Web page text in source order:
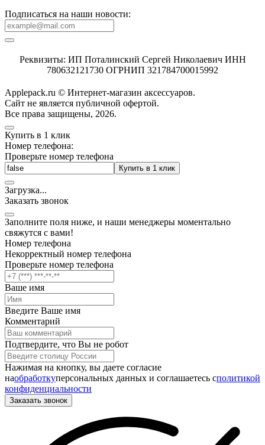
Подписаться на наши новости:
Реквизиты: ИП Поталинский Сергей Николаевич ИНН
780632121730 ОГРНИП 321784700015992
Applepack.ru © Интернет-магазин аксессуаров.
Cайт не является публичной офертой.
Все права защищены, 2026.
Купить в 1 клик
Номер телефона:
Проверьте номер телефона
Купить в 1 клик
Загрузка...
Заказать звонок
Заполните поля ниже, и наши менеджеры моментально
свяжутся с вами!
Номер телефона
Некорректный номер телефона
Проверьте номер телефона
Ваше имя
Введите Ваше имя
Комментарий
Подтвердите, что Вы не робот
Нажимая на кнопку, вы даете согласие
наобработкуперсональных данных и соглашаетесь cполитикой
конфиденциальности
Заказать звонок